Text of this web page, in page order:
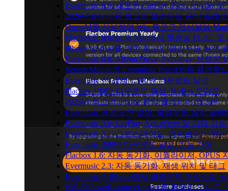
Evermusic 8.6: 새로운 CarPlay, Plex, Jellyfin,
2026년 iPhone용 최고의 클라우드 음악 플레
OpenAI를 사용하여 Wix 블로그 게시물을
Flacbox로 iPhone과 Mac에서 무손실 FLAC 및
iPhone 및 iPad를 위한 최고의 클라우드 음악
Evermusic 6.8: Aliyun Drive, Synology, 새로운
Setapp Mobile의 Evermusic Pro: iOS용 클라우
Evermusic 전 세계 1,100만 다운로드 달성
Flacbox 100만 다운로드 달성: Hi-Res 오디오
2025년 최고의 iPhone 음악 플레이어 앱 5선
Evermusic 프로모션 영상: 클라우드 음악 플레
Evermusic 3.6: CarPlay, VoiceOver 및 기타 기능
Evermusic 3.1: 크로스페이드, 라이브러리 동
Evermusic 300만 다운로드 달성: 기능 개요
Flacbox 1.6: 자동 동기화, 이퀄라이저, OPUS
Evermusic 2.3: 자동 동기화, 재생 위치 및 태그
Evermusic로 iPhone에서 클라우드 저장소의
iOS AVAssetResourceLoader를 활용한 오디오